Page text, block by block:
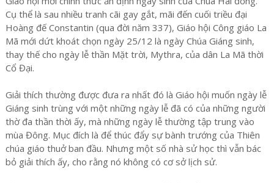
Cụ thể là sau nhiều tranh cãi gay gắt, mãi đến cuối triều đại
Hoàng đế Constantin (qua đời năm 337), Giáo hội Công giáo La
Mã mới dứt khoát chọn ngày 25/12 là ngày Chúa Giáng sinh,
thay thế cho ngày lễ thần Mặt trời, Mythra, của dân La Mã thời
Cổ Đại.
Giải thích thường được đưa ra nhất đó là Giáo hội muốn ngày lễ
Giáng sinh trùng với một những ngày lễ đã có của những người
thờ đa thần thời ấy, mà những ngày lễ thường tập trung vào
mùa Đông. Mục đích là để thúc đẩy sự bành trướng của Thiên
chúa giáo thuở ban đầu. Nhưng một số nhà sử học thì vẫn bác
bỏ giải thích ấy, cho rằng nó không có cơ sở lịch sử.